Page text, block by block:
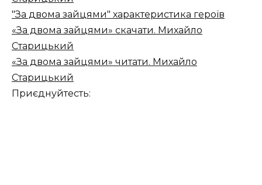
"За двома зайцями" характеристика героїв
«За двома зайцями» скачати. Михайло
Старицький
«За двома зайцями» читати. Михайло
Старицький
Приєднуйтесть: